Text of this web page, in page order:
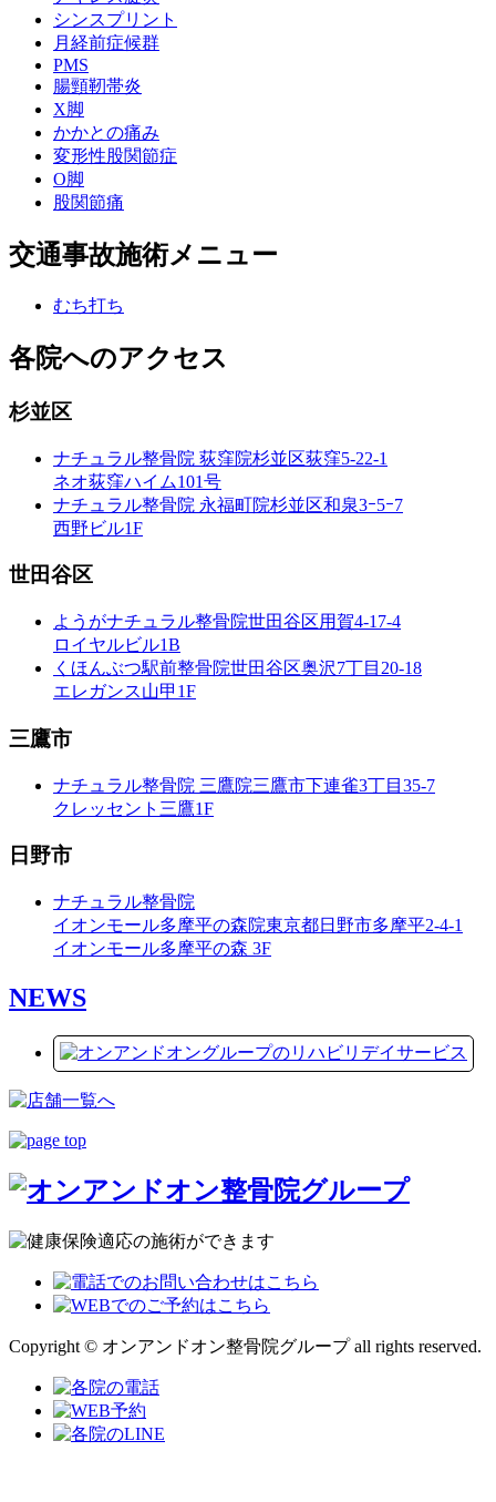
シンスプリント
月経前症候群
PMS
腸頸靭帯炎
X脚
かかとの痛み
変形性股関節症
O脚
股関節痛
交通事故施術メニュー
むち打ち
各院へのアクセス
杉並区
ナチュラル整骨院 荻窪院杉並区荻窪5-22-1
ネオ荻窪ハイム101号
ナチュラル整骨院 永福町院杉並区和泉3ｰ5ｰ7
西野ビル1F
世田谷区
ようがナチュラル整骨院世田谷区用賀4-17-4
ロイヤルビル1B
くほんぶつ駅前整骨院世田谷区奥沢7丁目20-18
エレガンス山甲1F
三鷹市
ナチュラル整骨院 三鷹院三鷹市下連雀3丁目35-7
クレッセント三鷹1F
日野市
ナチュラル整骨院
イオンモール多摩平の森院東京都日野市多摩平2-4-1
イオンモール多摩平の森 3F
NEWS
Copyright © オンアンドオン整骨院グループ all rights reserved.